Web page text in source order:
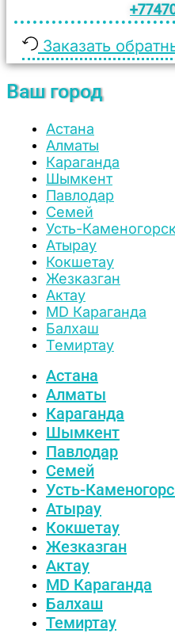
Заказать
Ваш город
Астана
Алматы
Караганда
Шымкент
Павлодар
Семей
Усть-
Атырау
Кокшетау
Жезказган
Актау
MD Караганда
Балхаш
Темиртау
Астана
Алматы
Караганда
Шымкент
Павлодар
Семей
Усть-
Атырау
Кокшетау
Жезказган
Актау
MD Караганда
Балхаш
Темиртау